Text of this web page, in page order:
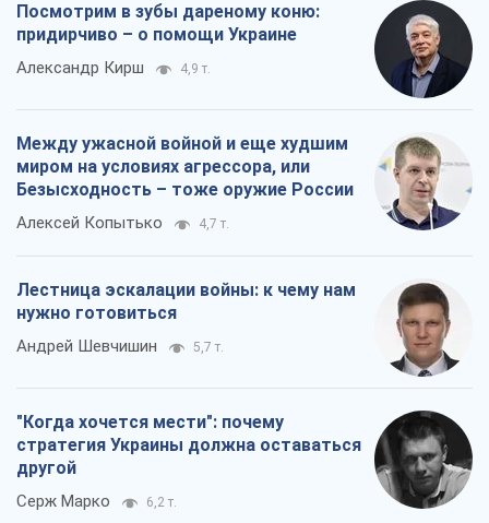
Посмотрим в зубы дареному коню:
придирчиво – о помощи Украине
Александр Кирш 4,9 т.
Между ужасной войной и еще худшим
миром на условиях агрессора, или
Безысходность – тоже оружие России
Алексей Копытько 4,7 т.
Лестница эскалации войны: к чему нам
нужно готовиться
Андрей Шевчишин 5,7 т.
"Когда хочется мести": почему
стратегия Украины должна оставаться
другой
Серж Марко 6,2 т.